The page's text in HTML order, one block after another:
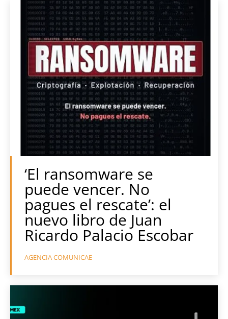
‘El ransomware se
puede vencer. No
pagues el rescate’: el
nuevo libro de Juan
Ricardo Palacio Escobar
AGENCIA COMUNICAE